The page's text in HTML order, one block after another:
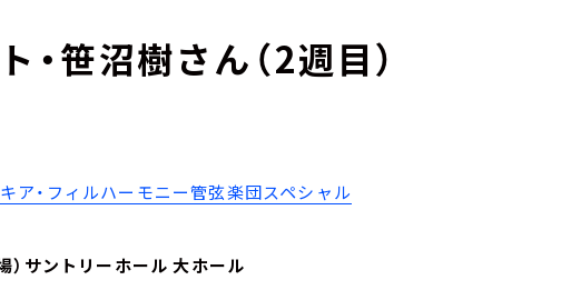
・笹沼樹さん（2週目）
ア・フィルハーモニー管弦楽団スペシャル
）サントリーホール 大ホール